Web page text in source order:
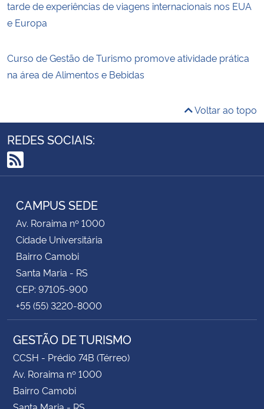
tarde de experiências de viagens internacionais nos EUA
e Europa
Curso de Gestão de Turismo promove atividade prática
na área de Alimentos e Bebidas
Voltar ao topo
REDES SOCIAIS:
RSS
CAMPUS SEDE
Av. Roraima nº 1000
Cidade Universitária
Bairro Camobi
Santa Maria - RS
CEP: 97105-900
+55 (55) 3220-8000
GESTÃO DE TURISMO
CCSH - Prédio 74B (Térreo)
Av. Roraima nº 1000
Bairro Camobi
Santa Maria - RS